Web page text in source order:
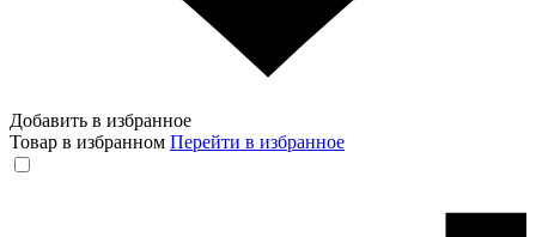
Добавить в избранное
Товар в избранном Перейти в избранное